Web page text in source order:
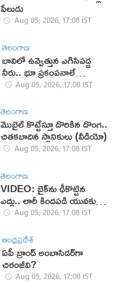
పేలుడు
Aug 05, 2026, 17:08 IST
తెలంగాణ
బావిలో ఉవ్వెత్తున ఎగిసిపడ్డ
నీరు.. భూ ప్రకంపనాలే
కారణమా?
Aug 05, 2026, 17:08 IST
తెలంగాణ
మొబైల్ కొట్టేస్తూ దొరికిన దొంగ..
చితకబాదిన స్థానికులు (వీడియో)
Aug 05, 2026, 17:08 IST
తెలంగాణ
VIDEO: బైక్‌ను ఢీకొట్టిన
ఎద్దు.. లారీ కిందపడి యువకుడు
మృతి!Aug 05, 2026, 17:08 IST
ఆంధ్రప్రదేశ్
ఏపీ బ్రాండ్ అంబాసిడర్‌గా
చిరంజీవి?
Aug 05, 2026, 17:08 IST